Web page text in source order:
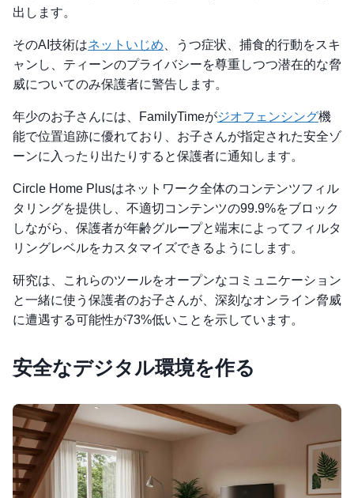
出します。
そのAI技術はネットいじめ 、うつ症状、捕食的行動をスキ
ャンし、ティーンのプライバシーを尊重しつつ潜在的な脅
威についてのみ保護者に警告します。
年少のお子さんには、FamilyTimeがジオフェンシング機
能で位置追跡に優れており、お子さんが指定された安全ゾ
ーンに入ったり出たりすると保護者に通知します。
Circle Home Plusはネットワーク全体のコンテンツフィル
タリングを提供し、不適切コンテンツの99.9%をブロック
しながら、保護者が年齢グループと端末によってフィルタ
リングレベルをカスタマイズできるようにします。
研究は、これらのツールをオープンなコミュニケーション
と一緒に使う保護者のお子さんが、深刻なオンライン脅威
に遭遇する可能性が73%低いことを示しています。
安全なデジタル環境を作る